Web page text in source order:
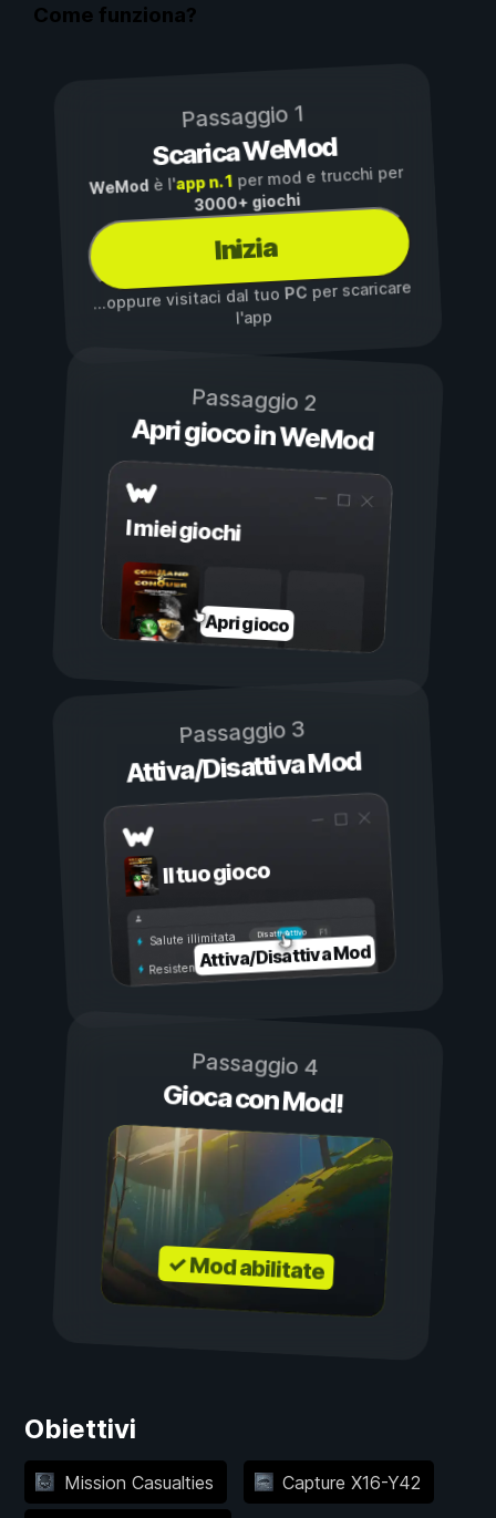
Come funziona?
Passaggio 1
Scarica WeMod
WeMod è l'app n. 1per mod e trucchi per
3000+ giochi
Inizia
...oppure visitaci dal tuoPC per scaricare
l'app
Passaggio 2
Apri gioco in WeMod
I miei giochi
Apri gioco
Passaggio 3
Attiva/Disattiva Mod
Il tuo gioco
Attivo
Disattivo
Salute illimitata
Resistenza illimitata
Attiva/Disattiva Mod
Passaggio 4
Gioca con Mod!
✓ Mod abilitate
Obiettivi
Mission Casualties Capture X16-Y42